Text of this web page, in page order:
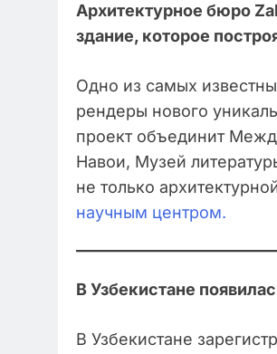
Архитектурное бюро
здание, которое
Одно из самых
рендеры нового
проект объединит
Навои, Музей
не только
научным центром.
В Узбекистане
В Узбекистане